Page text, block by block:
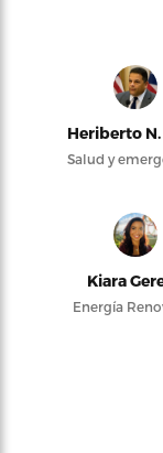
Heriberto N.
Salud y
Kiara
Energía